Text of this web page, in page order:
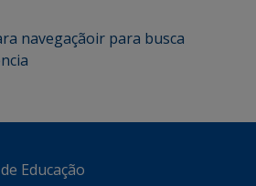
navegaçãoir para busca
Educação